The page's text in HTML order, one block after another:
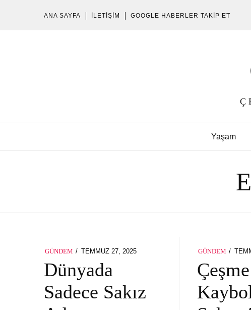
ANA SAYFA İLETIŞIM GOOGLE HABERLER TAKIP ET
Yaşam
GÜNDEM
POSTED
TEMMUZ 27, 2025
Dünyada
Sadece Sakız
GÜNDEM